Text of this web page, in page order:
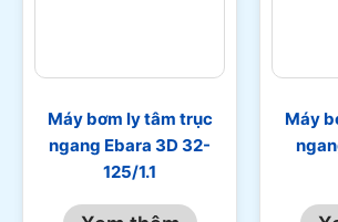
Máy bơm ly tâm trục
ngang Ebara 3D 32-
125/1.1
Máy